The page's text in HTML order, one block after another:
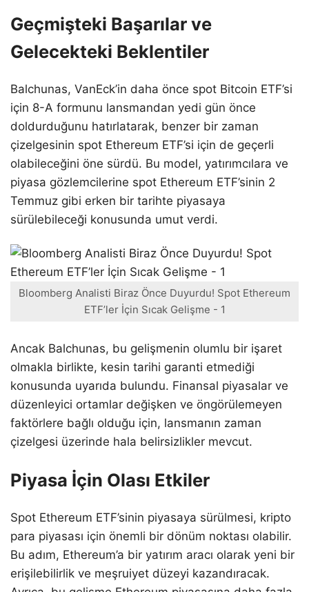
Geçmişteki Başarılar ve
Gelecekteki Beklentiler
Balchunas, VanEck’in daha önce spot Bitcoin ETF’si
için 8-A formunu lansmandan yedi gün önce
doldurduğunu hatırlatarak, benzer bir zaman
çizelgesinin spot Ethereum ETF’si için de geçerli
olabileceğini öne sürdü. Bu model, yatırımcılara ve
piyasa gözlemcilerine spot Ethereum ETF’sinin 2
Temmuz gibi erken bir tarihte piyasaya
sürülebileceği konusunda umut verdi.
Bloomberg Analisti Biraz Önce Duyurdu! Spot Ethereum
ETF’ler İçin Sıcak Gelişme - 1
Ancak Balchunas, bu gelişmenin olumlu bir işaret
olmakla birlikte, kesin tarihi garanti etmediği
konusunda uyarıda bulundu. Finansal piyasalar ve
düzenleyici ortamlar değişken ve öngörülemeyen
faktörlere bağlı olduğu için, lansmanın zaman
çizelgesi üzerinde hala belirsizlikler mevcut.
Piyasa İçin Olası Etkiler
Spot Ethereum ETF’sinin piyasaya sürülmesi, kripto
para piyasası için önemli bir dönüm noktası olabilir.
Bu adım, Ethereum’a bir yatırım aracı olarak yeni bir
erişilebilirlik ve meşruiyet düzeyi kazandıracak.